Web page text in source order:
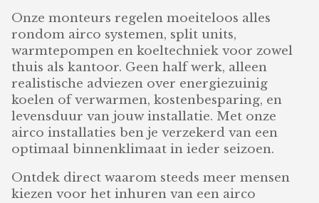
Onze monteurs regelen moeiteloos alles
rondom airco systemen, split units,
warmtepompen en koeltechniek voor zowel
thuis als kantoor. Geen half werk, alleen
realistische adviezen over energiezuinig
koelen of verwarmen, kostenbesparing, en
levensduur van jouw installatie. Met onze
airco installaties ben je verzekerd van een
optimaal binnenklimaat in ieder seizoen.
Ontdek direct waarom steeds meer mensen
kiezen voor het inhuren van een airco